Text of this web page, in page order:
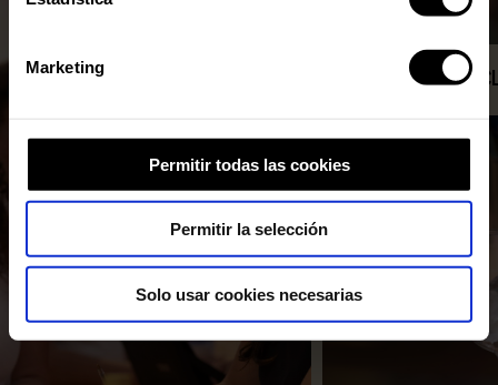
Marketing
Permitir todas las cookies
Permitir la selección
Solo usar cookies necesarias
ATENCIÓN PERSONALIZADA COPAS